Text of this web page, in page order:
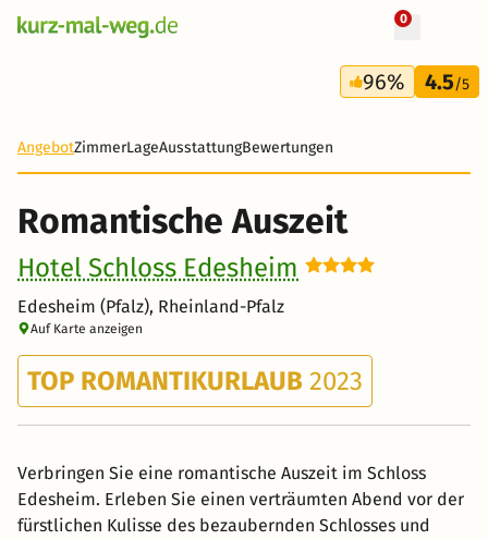
0
2 Tage
119 €
+ 20 Fotos
96% 4.5/5
AngebotZimmerLageAusstattungBewertungen
Romantische Auszeit
Hotel Schloss Edesheim
Edesheim (Pfalz), Rheinland-Pfalz
Auf Karte anzeigen
TOP ROMANTIKURLAUB 2023
Verbringen Sie eine romantische Auszeit im Schloss
Edesheim. Erleben Sie einen verträumten Abend vor der
fürstlichen Kulisse des bezaubernden Schlosses und